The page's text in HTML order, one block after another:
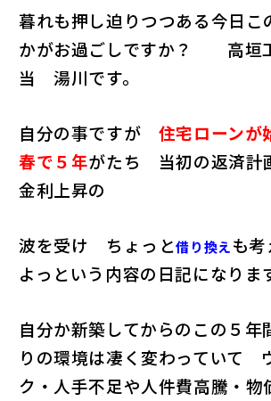
暮れも押し迫りつつある今日
かがお過ごしですか？ 高垣
当 湯川です。
自分の事ですが 住宅ローンが
春で５年がたち 当初の返済計
金利上昇の
波を受け ちょっと借り換えも
よっという内容の日記になりま
自分か新築してからのこの５
りの環境は凄く変わっていて
ク・人手不足や人件費高騰・物